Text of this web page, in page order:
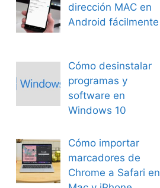
dirección MAC en
Android fácilmente
Cómo desinstalar
programas y
software en
Windows 10
Cómo importar
marcadores de
Chrome a Safari en